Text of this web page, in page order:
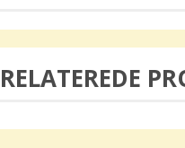
RELATEREDE